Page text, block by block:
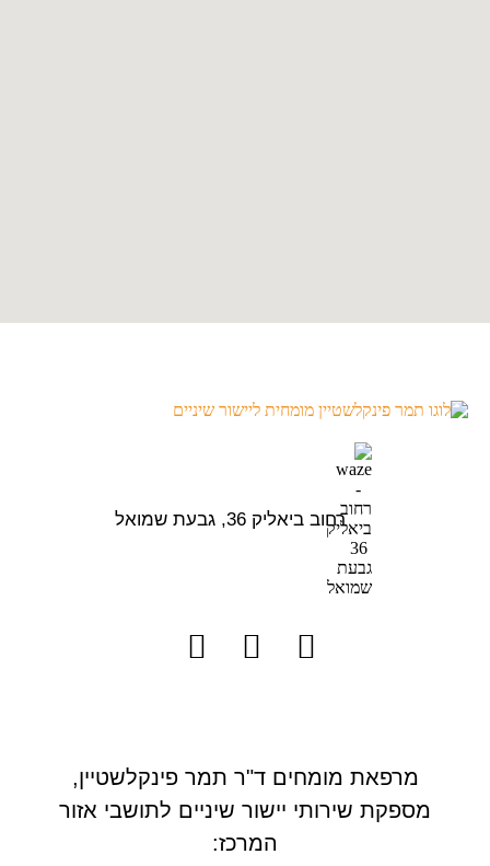
רחוב ביאליק 36, גבעת שמואל
מרפאת מומחים ד"ר תמר פינקלשטיין,
מספקת שירותי יישור שיניים לתושבי אזור
המרכז: